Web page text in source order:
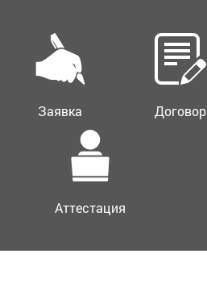
Заявка Договор
Аттестация